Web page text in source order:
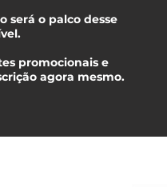
será o palco desse
promocionais e
agora mesmo.